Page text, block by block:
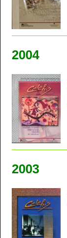
2004
2003